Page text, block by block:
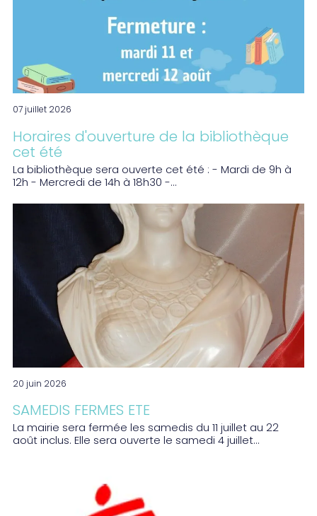
07 juillet 2026
Horaires d'ouverture de la bibliothèque
cet été
La bibliothèque sera ouverte cet été : - Mardi de 9h à
12h - Mercredi de 14h à 18h30 -...
20 juin 2026
SAMEDIS FERMES ETE
La mairie sera fermée les samedis du 11 juillet au 22
août inclus. Elle sera ouverte le samedi 4 juillet...